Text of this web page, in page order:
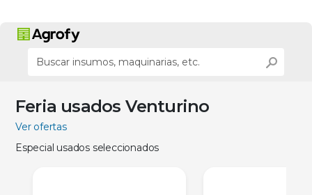
Feria usados Venturino
Ver ofertas
Especial usados seleccionados